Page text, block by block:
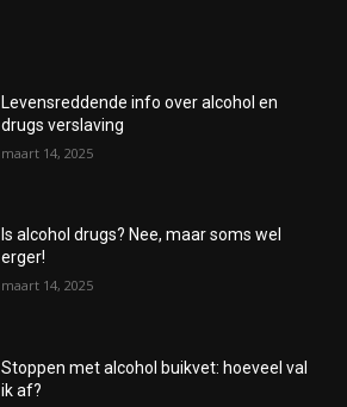
Levensreddende info over alcohol en
drugs verslaving
maart 14, 2025
Is alcohol drugs? Nee, maar soms wel
erger!
maart 14, 2025
Stoppen met alcohol buikvet: hoeveel val
ik af?